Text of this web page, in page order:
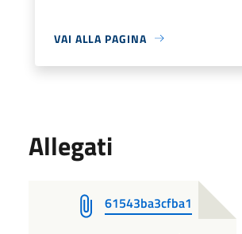
VAI ALLA PAGINA
Allegati
61543ba3cfba1